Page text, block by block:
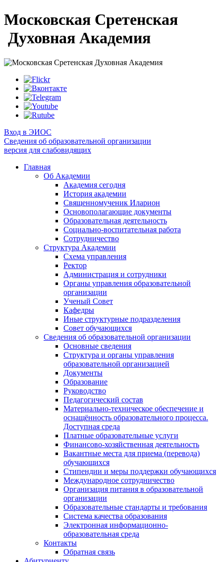
Московская Сретенская
Духовная Академия
Вход в ЭИОС
Сведения об образовательной организации
версия для слабовидящих
Главная
Об Академии
Академия сегодня
История академии
Священномученик Иларион
Основополагающие документы
Образовательная деятельность
Социально-воспитательная работа
Сотрудничество
Структура Академии
Схема управления
Ректор
Администрация и сотрудники
Органы управления образовательной
организации
Ученый Совет
Кафедры
Иные структурные подразделения
Совет обучающихся
Сведения об образовательной организации
Основные сведения
Структура и органы управления
образовательной организацией
Документы
Образование
Руководство
Педагогический состав
Материально-техническое обеспечение и
оснащённость образовательного процесса.
Доступная среда
Платные образовательные услуги
Финансово-хозяйственная деятельность
Вакантные места для приема (перевода)
обучающихся
Стипендии и меры поддержки обучающихся
Международное сотрудничество
Организация питания в образовательной
организации
Образовательные стандарты и требования
Система качества образования
Электронная информационно-
образовательная среда
Контакты
Обратная связь